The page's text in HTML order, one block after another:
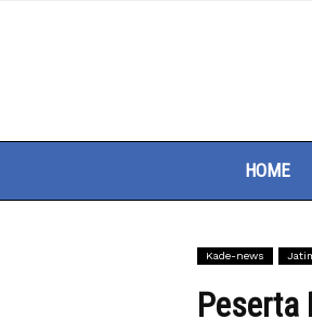
HOME
Kade-news
Peserta